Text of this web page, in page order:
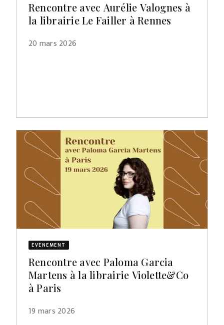
Rencontre avec Aurélie Valognes à
la librairie Le Failler à Rennes
20 mars 2026
ÉVÈNEMENT
Rencontre avec Paloma Garcia
Martens à la librairie Violette&Co
à Paris
19 mars 2026